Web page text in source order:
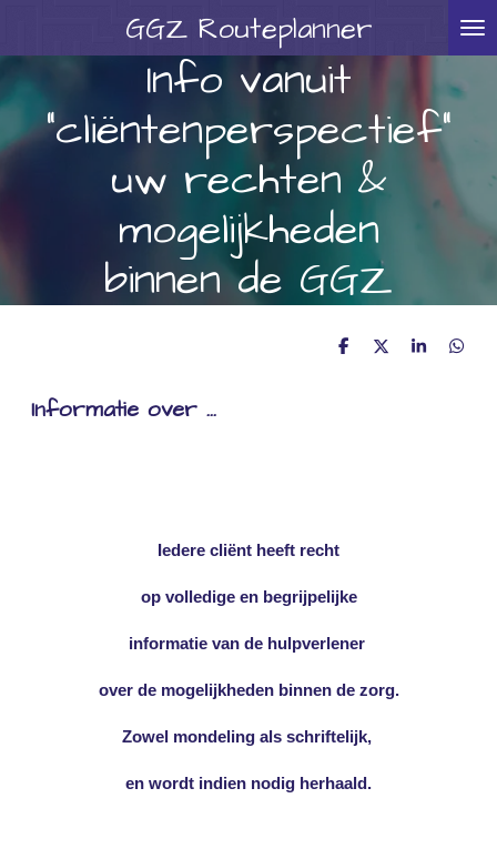
direct
hoofdinhoud
GGZRouteplanner
Info vanuit
"cliëntenperspectief"
uw rechten &
mogelijkheden
binnen de GGZ
D
D
S
D
Informatie over ...
Iedere cliënt heeft recht
op volledige en begrijpelijke
informatie van de hulpverlener
over de mogelijkheden binnen de zorg.
Zowel mondeling als schriftelijk,
en wordt indien nodig herhaald.